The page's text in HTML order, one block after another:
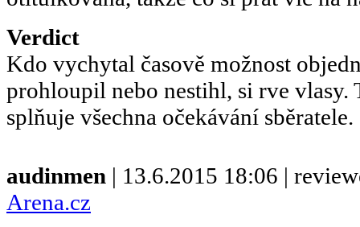
Verdict
Kdo vychytal časově možnost
prohloupil nebo nestihl, si rve vlasy.
splňuje všechna očekávání sběratele.
audinmen | 13.6.2015 18:06 |
Arena.cz